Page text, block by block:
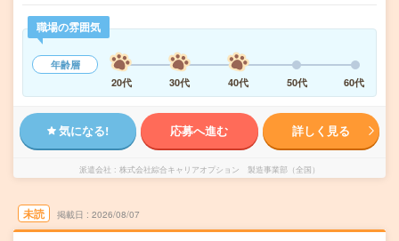
職場の雰囲気
年齢層
20代
30代 40代 50代 60代
気になる! 応募へ進む 詳しく見る
派遣会社 株式会社綜合キャリアオプション 製造事業部（全国）
未読 掲載日 2026/08/07